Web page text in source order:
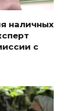
наличных
с